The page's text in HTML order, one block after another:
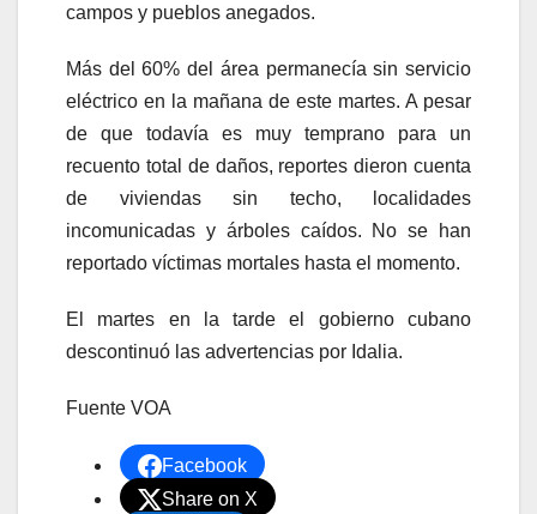
campos y pueblos anegados.
Más del 60% del área permanecía sin servicio
eléctrico en la mañana de este martes. A pesar
de que todavía es muy temprano para un
recuento total de daños, reportes dieron cuenta
de viviendas sin techo, localidades
incomunicadas y árboles caídos. No se han
reportado víctimas mortales hasta el momento.
El martes en la tarde el gobierno cubano
descontinuó las advertencias por Idalia.
Fuente VOA
Facebook
Share on X